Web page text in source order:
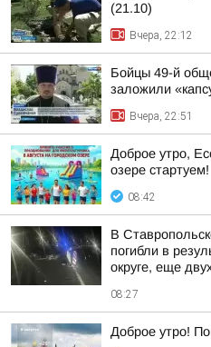
(21.10)
Вчера, 22:12
Бойцы 49-й
заложили
Вчера, 22:51
Доброе утро,
озере стартуем!
08:42
В
погибли в
округе, еще
08:27
Доброе утро!